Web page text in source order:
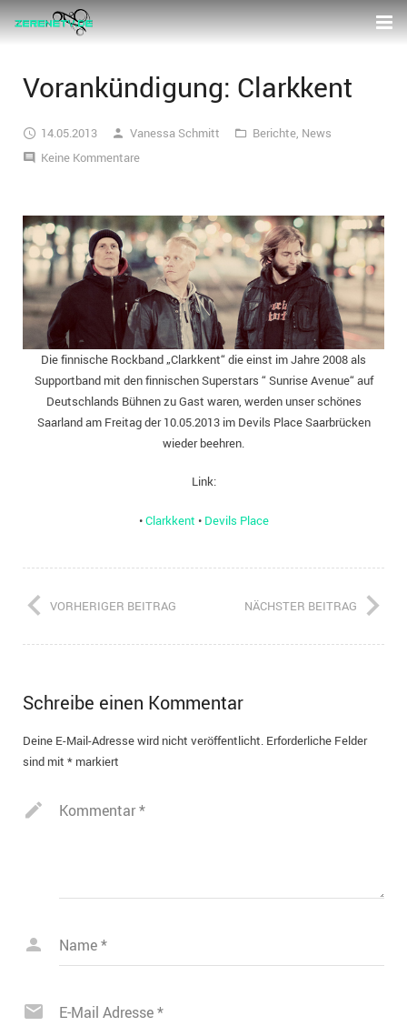
Berichte
Pinnwand
2026
2025
2024
2023
2022
2018
Bilderarchiv (2008-2017)
Videos
Jobs
Kontakt
Partner
Vorankündigung: Clarkkent
14.05.2013 Vanessa Schmitt Berichte, News
Keine Kommentare
Die finnische Rockband „Clarkkent“ die einst im Jahre 2008 als
Supportband mit den finnischen Superstars “ Sunrise Avenue“ auf
Deutschlands Bühnen zu Gast waren, werden unser schönes
Saarland am Freitag der 10.05.2013 im Devils Place Saarbrücken
wieder beehren.
Link:
•Clarkkent • Devils Place
VORHERIGER BEITRAG NÄCHSTER BEITRAG
Schreibe einen Kommentar
Deine E-Mail-Adresse wird nicht veröffentlicht. Erforderliche Felder
sind mit * markiert
Kommentar*
Name*
E-Mail Adresse*